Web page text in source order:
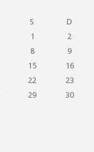
S
D
1
2
8
9
15
16
22
23
29
30